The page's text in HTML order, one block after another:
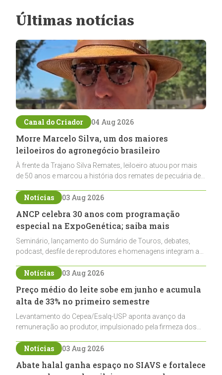
Últimas notícias
Canal do Criador 04 Aug 2026
Morre Marcelo Silva, um dos maiores
leiloeiros do agronegócio brasileiro
À frente da Trajano Silva Remates, leiloeiro atuou por mais
de 50 anos e marcou a história dos remates de pecuária de
Notícias 03 Aug 2026
ANCP celebra 30 anos com programação
especial na ExpoGenética; saiba mais
Seminário, lançamento do Sumário de Touros, debates,
podcast, desfile de reprodutores e homenagens integram a
Notícias 03 Aug 2026
Preço médio do leite sobe em junho e acumula
alta de 33% no primeiro semestre
Levantamento do Cepea/Esalq-USP aponta avanço da
remuneração ao produtor, impulsionado pela firmeza dos
Notícias 03 Aug 2026
Abate halal ganha espaço no SIAVS e fortalece